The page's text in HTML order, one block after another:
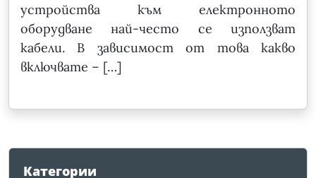
устройства към електронното
оборудване най-често се използват
кабели. В зависимост от това какво
включвате – […]
Категории